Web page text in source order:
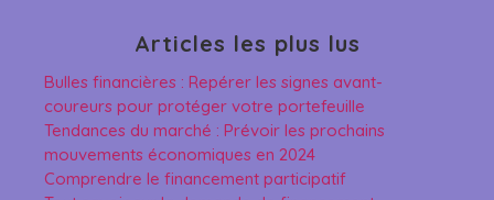
Articles les plus lus
Bulles financières : Repérer les signes avant-
coureurs pour protéger votre portefeuille
Tendances du marché : Prévoir les prochains
mouvements économiques en 2024
Comprendre le financement participatif